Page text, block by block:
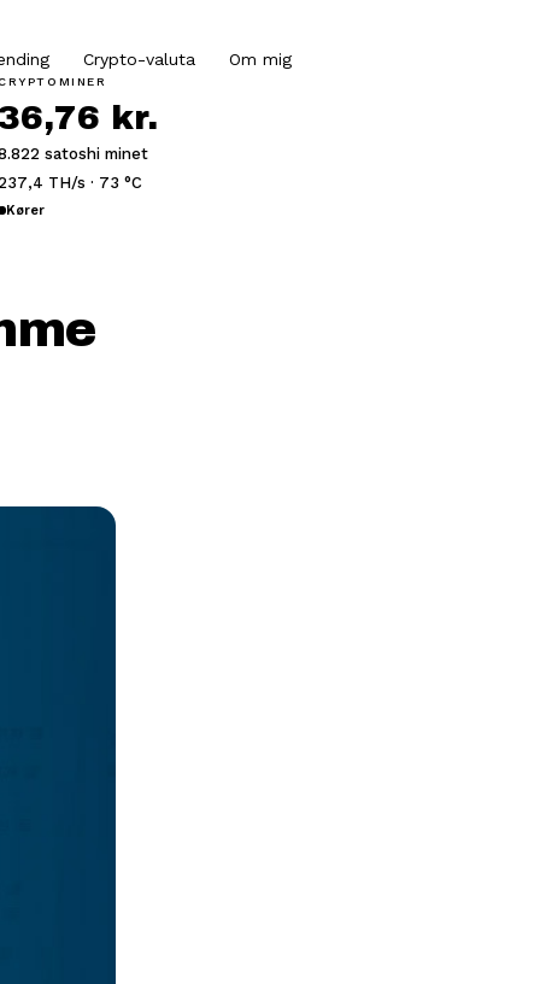
Crypto-valuta Om mig
kr.
satoshi minet
TH/s · 73 °C
Kører